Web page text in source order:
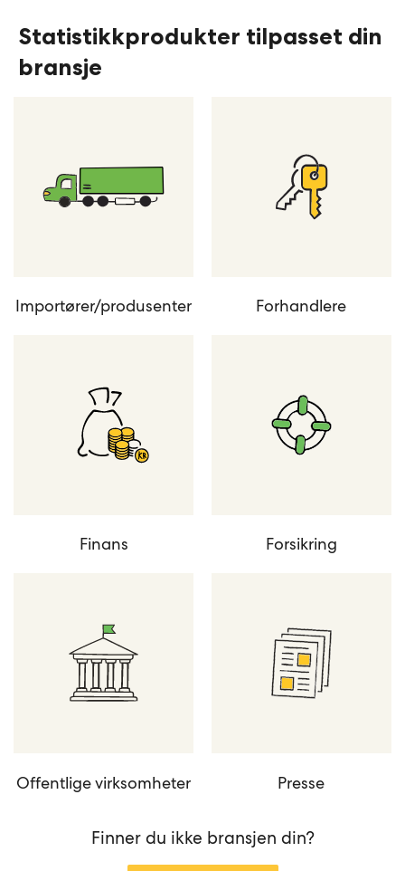
Statistikkprodukter tilpasset din
bransje
Importører/produsenter Forhandlere
Finans Forsikring
Offentlige virksomheter Presse
Finner du ikke bransjen din?